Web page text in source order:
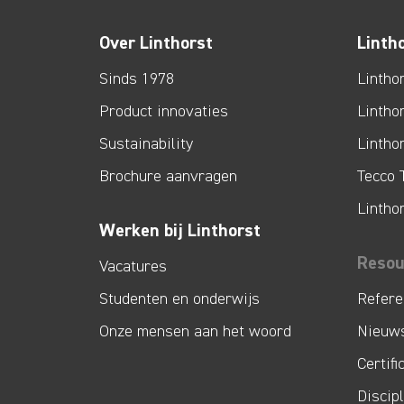
Over Linthorst
Sinds 1978
Product innovaties
Sustainability
Brochure aanvragen
Werken bij Linthorst
Vacatures
Studenten en onderwijs
Onze mensen aan het woord
Tecco